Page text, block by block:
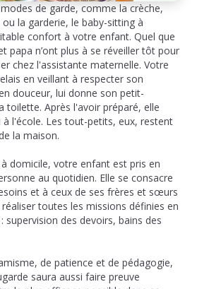
de garde, comme la crèche,
la garderie, le baby-sitting à
confort à votre enfant. Quel que
papa n’ont plus à se réveiller tôt pour
chez l'assistante maternelle. Votre
en veillant à respecter son
douceur, lui donne son petit-
toilette. Après l'avoir préparé, elle
l'école. Les tout-petits, eux, restent
la maison.
à domicile, votre enfant est pris en
au quotidien. Elle se consacre
et à ceux de ses frères et sœurs
toutes les missions définies en
supervision des devoirs, bains des
de patience et de pédagogie,
saura aussi faire preuve